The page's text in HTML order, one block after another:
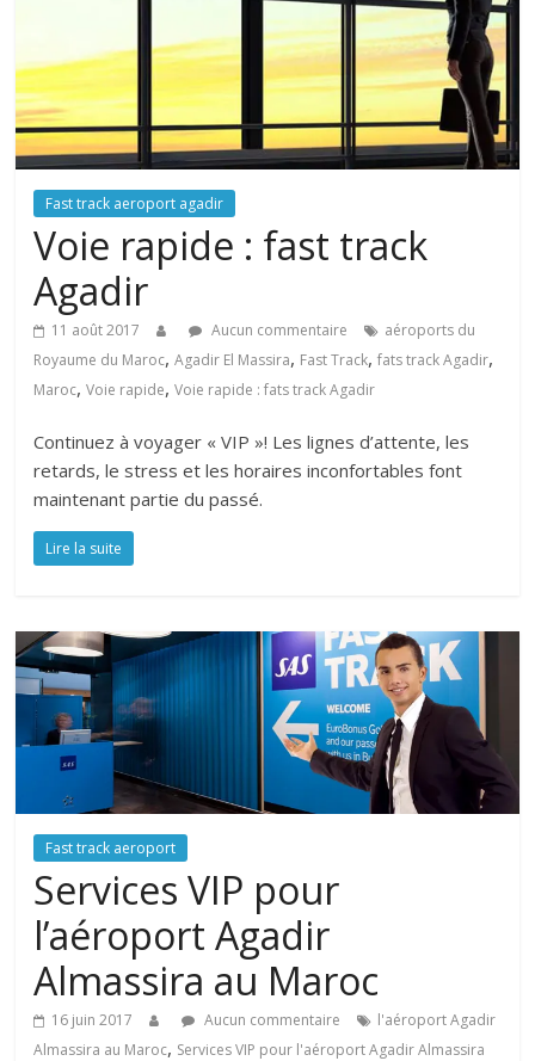
Fast track aeroport agadir
Voie rapide : fast track
Agadir
11 août 2017 Aucun commentaire
aéroports du
Royaume du Maroc,Agadir El Massira, Fast Track,fats track Agadir,
Maroc,Voie rapide,Voie rapide : fats track Agadir
Continuez à voyager « VIP »! Les lignes d’attente, les
retards, le stress et les horaires inconfortables font
maintenant partie du passé.
Lire la suite
Fast track aeroport
Services VIP pour
l’aéroport Agadir
Almassira au Maroc
16 juin 2017 Aucun commentaire
l'aéroport Agadir
Almassira au Maroc, Services VIP pour l'aéroport Agadir Almassira